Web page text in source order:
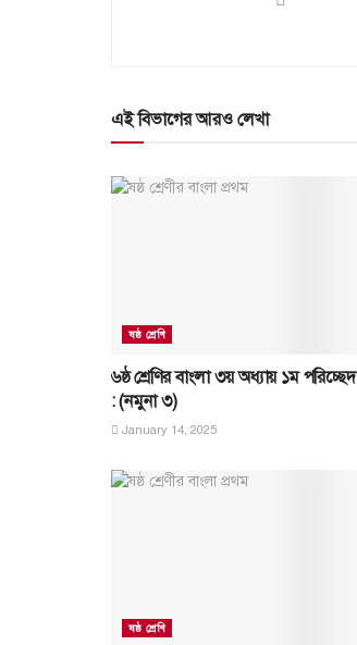
এই বিভাগের আরও লেখা
ষষ্ঠ শ্রেণি
৬ষ্ঠ শ্রেণির বাংলা ৩য় অধ্যায় ১ম পরিচ্ছেদ
: (নমুনা ৩)
January 14, 2025
ষষ্ঠ শ্রেণি